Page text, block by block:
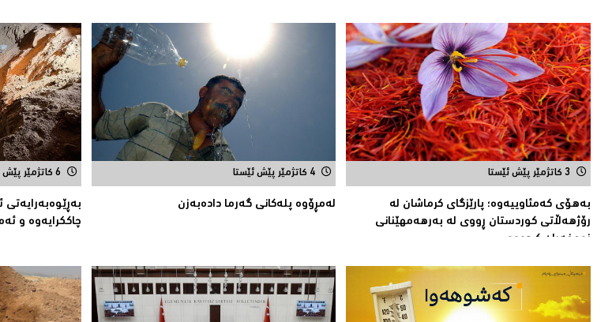
3 کاتژمێر پێش ئێستا
بەهۆی کەمئاوییەوە؛ پارێزگاى کرماشان لە
رۆژهەڵاتى کوردستان ڕووى لە بەرهەمهێنانى
زەعفەران کردووە
4 کاتژمێر پێش ئێستا
له‌مڕۆوه‌ پله‌كانی گه‌رما داده‌به‌زن
6 کاتژمێر پێش ئێستا
چاککرایەوە و